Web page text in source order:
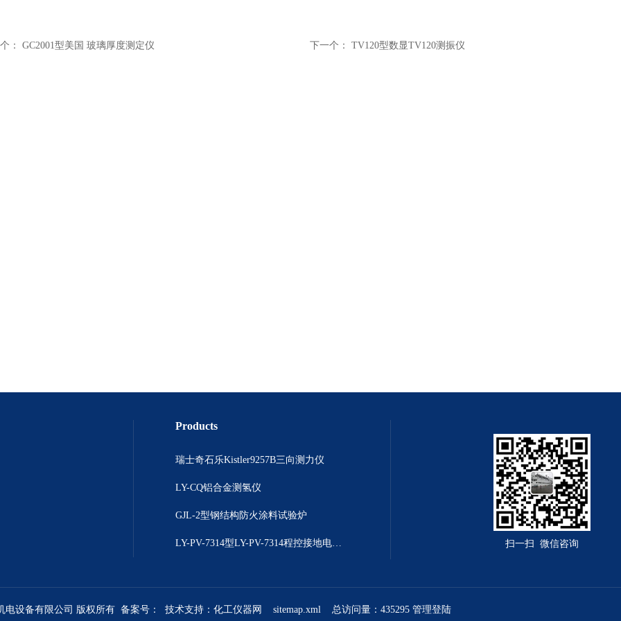
： GC2001型美国 玻璃厚度测定仪 下一个： TV120型数显TV120测振仪
Products
瑞士奇石乐Kistler9257B三向测力仪
LY-CQ铝合金测氢仪
GJL-2型钢结构防火涂料试验炉
LY-PV-7314型LY-PV-7314程控接地电阻测试仪 扫一扫 微信咨询
电设备有限公司 版权所有 备案号： 技术支持： 化工仪器网 sitemap.xml 总访问量：435295 管理登陆